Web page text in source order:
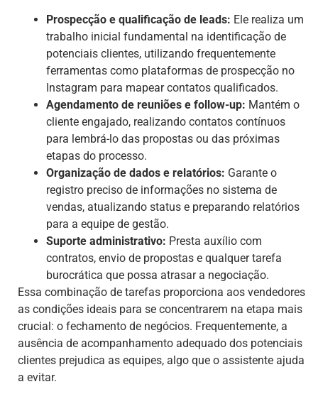
Prospecção e qualificação de leads: Ele realiza um
trabalho inicial fundamental na identificação de
potenciais clientes, utilizando frequentemente
ferramentas como plataformas de prospecção no
Instagram para mapear contatos qualificados.
Agendamento de reuniões e follow-up: Mantém o
cliente engajado, realizando contatos contínuos
para lembrá-lo das propostas ou das próximas
etapas do processo.
Organização de dados e relatórios: Garante o
registro preciso de informações no sistema de
vendas, atualizando status e preparando relatórios
para a equipe de gestão.
Suporte administrativo: Presta auxílio com
contratos, envio de propostas e qualquer tarefa
burocrática que possa atrasar a negociação.
Essa combinação de tarefas proporciona aos vendedores
as condições ideais para se concentrarem na etapa mais
crucial: o fechamento de negócios. Frequentemente, a
ausência de acompanhamento adequado dos potenciais
clientes prejudica as equipes, algo que o assistente ajuda
a evitar.